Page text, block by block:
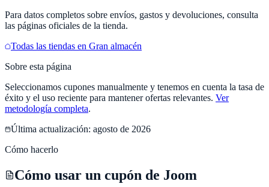
Para datos completos sobre envíos, gastos y devoluciones, consulta
las páginas oficiales de la tienda.
Todas las tiendas en Gran almacén
Sobre esta página
Seleccionamos cupones manualmente y tenemos en cuenta la tasa de
éxito y el uso reciente para mantener ofertas relevantes. Ver
metodología completa.
Última actualización: agosto de 2026
Cómo hacerlo
Cómo usar un cupón de Joom